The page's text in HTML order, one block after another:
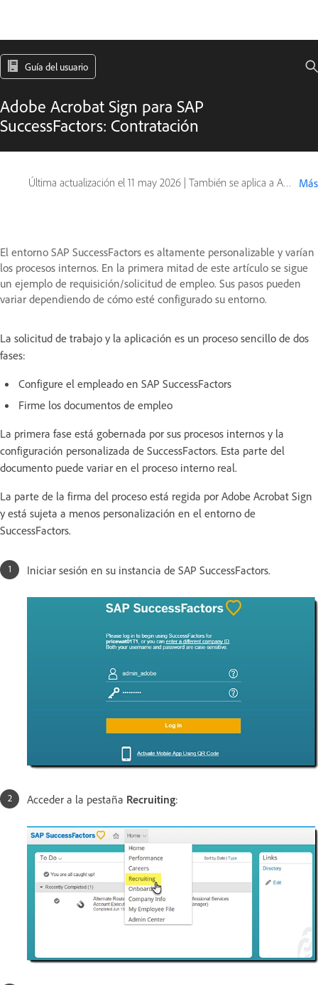
Guía del usuario
Adobe Acrobat Sign para SAP
SuccessFactors: Contratación
Última actualización el 11 may 2026 | También se aplica a Adobe Acrobat Sign Más
El entorno SAP SuccessFactors es altamente personalizable y varían
los procesos internos. En la primera mitad de este artículo se sigue
un ejemplo de requisición/solicitud de empleo. Sus pasos pueden
variar dependiendo de cómo esté configurado su entorno.
La solicitud de trabajo y la aplicación es un proceso sencillo de dos
fases:
Configure el empleado en SAP SuccessFactors
Firme los documentos de empleo
La primera fase está gobernada por sus procesos internos y la
configuración personalizada de SuccessFactors. Esta parte del
documento puede variar en el proceso interno real.
La parte de la firma del proceso está regida por Adobe Acrobat Sign
y está sujeta a menos personalización en el entorno de
SuccessFactors.
Iniciar sesión en su instancia de SAP SuccessFactors.
Acceder a la pestaña Recruiting: